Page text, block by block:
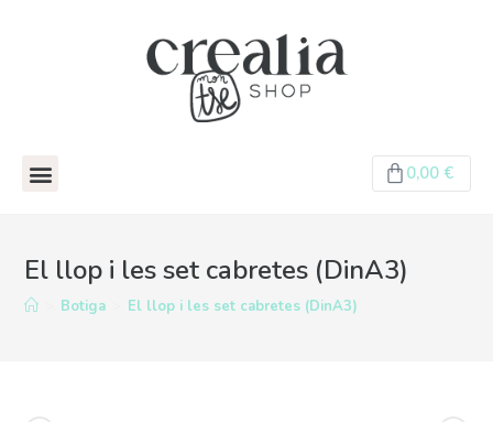
0,00 €
El llop i les set cabretes (DinA3)
Botiga El llop i les set cabretes (DinA3)